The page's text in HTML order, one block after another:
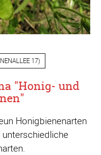
17)
"Honig- und
Honigbienenarten